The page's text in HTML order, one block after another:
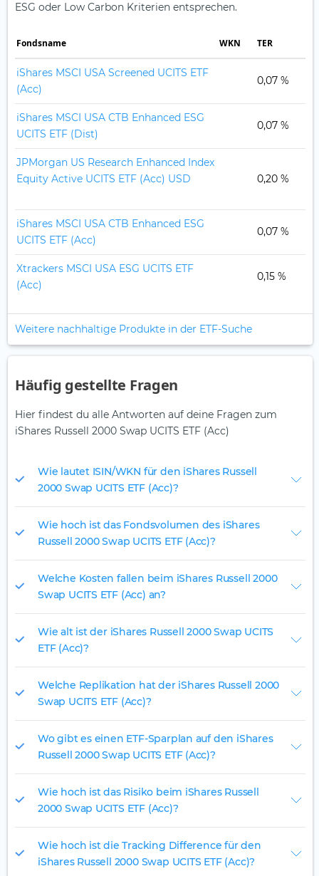
ESG oder Low Carbon Kriterien entsprechen.
Fonds­name WKN TER
iShares MSCI USA Screened UCITS ETF
(Acc)
0,07 %
iShares MSCI USA CTB Enhanced ESG
UCITS ETF (Dist)
0,07 %
JPMorgan US Research Enhanced Index
Equity Active UCITS ETF (Acc) USD
0,20 %
iShares MSCI USA CTB Enhanced ESG
UCITS ETF (Acc)
0,07 %
Xtrackers MSCI USA ESG UCITS ETF
(Acc)
0,15 %
Weitere nachhaltige Produkte in der ETF-Suche
Häufig gestellte Fragen
Hier findest du alle Antworten auf deine Fragen zum
iShares Russell 2000 Swap UCITS ETF (Acc)
Wie lautet ISIN/WKN für den iShares Russell
2000 Swap UCITS ETF (Acc)?
Wie hoch ist das Fondsvolumen des iShares
Russell 2000 Swap UCITS ETF (Acc)?
Welche Kosten fallen beim iShares Russell 2000
Swap UCITS ETF (Acc) an?
Wie alt ist der iShares Russell 2000 Swap UCITS
ETF (Acc)?
Welche Replikation hat der iShares Russell 2000
Swap UCITS ETF (Acc)?
Wo gibt es einen ETF-Sparplan auf den iShares
Russell 2000 Swap UCITS ETF (Acc)?
Wie hoch ist das Risiko beim iShares Russell
2000 Swap UCITS ETF (Acc)?
Wie hoch ist die Tracking Difference für den
iShares Russell 2000 Swap UCITS ETF (Acc)?